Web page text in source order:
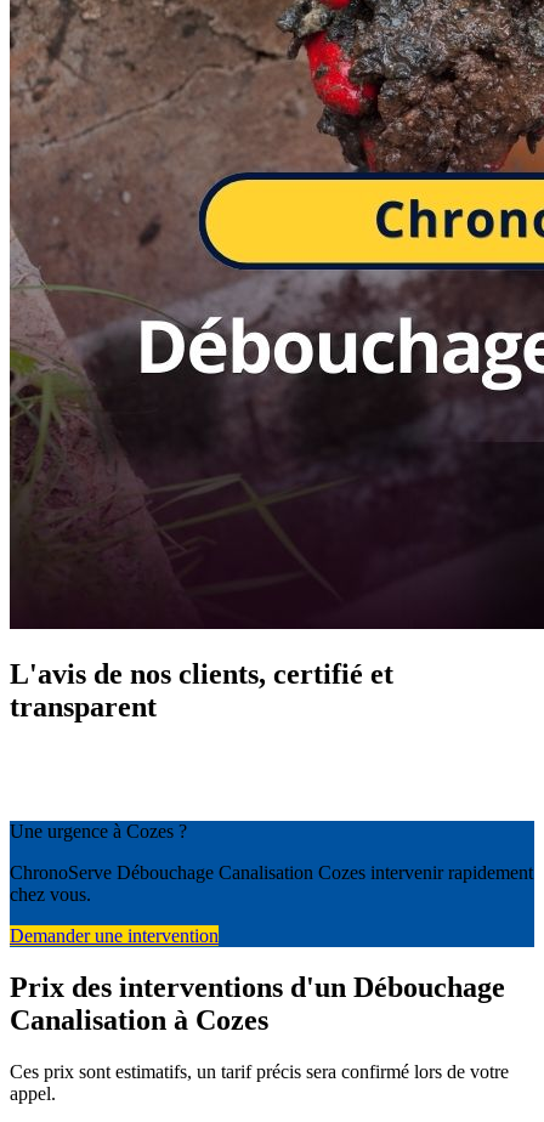
L'avis de nos clients, certifié et
transparent
Une urgence à Cozes ?
ChronoServe Débouchage Canalisation Cozes intervenir rapidement
chez vous.
Demander une intervention
Prix des interventions d'un Débouchage
Canalisation à Cozes
Ces prix sont estimatifs, un tarif précis sera confirmé lors de votre
appel.